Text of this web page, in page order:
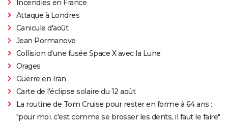
Incendies en France
Attaque à Londres
Canicule d'août
Jean Pormanove
Collision d'une fusée Space X avec la Lune
Orages
Guerre en Iran
Carte de l'éclipse solaire du 12 août
La routine de Tom Cruise pour rester en forme à 64 ans :
"pour moi, c'est comme se brosser les dents, il faut le faire"